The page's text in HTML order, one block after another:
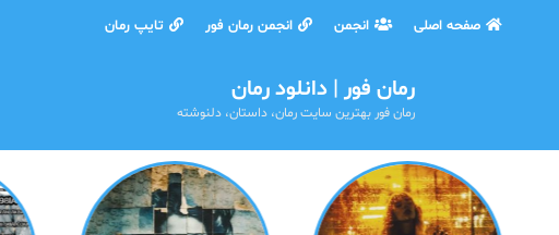
صفحه اصلی انجمن انجمن رمان فور تایپ رمان
رمان فور | دانلود رمان
رمان فور بهترین سایت رمان، داستان، دلنوشته